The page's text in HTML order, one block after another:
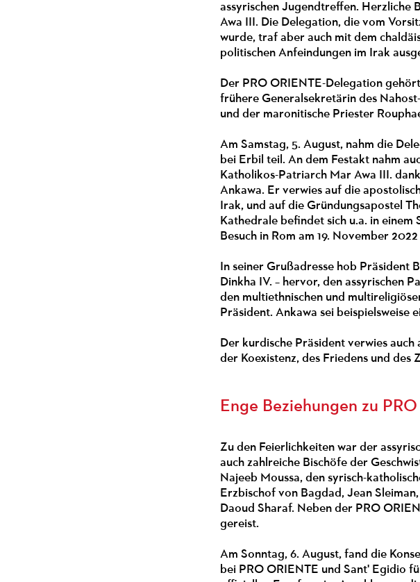
assyrischen Jugendtreffen. Herzliche
Awa III. Die Delegation, die vom
wurde, traf aber auch mit dem
politischen Anfeindungen im Irak
Der PRO ORIENTE-Delegation
frühere Generalsekretärin des
und der maronitische Priester
Am Samstag, 5. August, nahm die
bei Erbil teil. An dem Festakt nahm
Katholikos-Patriarch Mar Awa III.
Ankawa. Er verwies auf die
Irak, und auf die Gründungsapostel
Kathedrale befindet sich u.a. in einem
Besuch in Rom am 19. November
In seiner Grußadresse hob Präsident
Dinkha IV. – hervor, den assyrischen
den multiethnischen und
Präsident. Ankawa sei beispielsweise
Der kurdische Präsident verwies
der Koexistenz, des Friedens und des
Enge Beziehungen zu
Zu den Feierlichkeiten war der
auch zahlreiche Bischöfe der
Najeeb Moussa, den syrisch-
Erzbischof von Bagdad, Jean
Daoud Sharaf. Neben der PRO
gereist.
Am Sonntag, 6. August, fand die
bei PRO ORIENTE und Sant' Egidio